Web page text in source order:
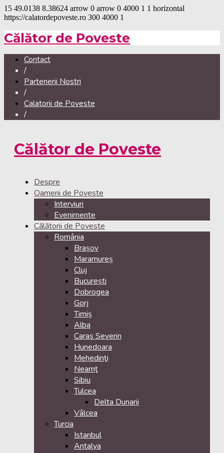
15 49.0138 8.38624 arrow 0 arrow 0 4000 1 1 horizontal
https://calatordepoveste.ro 300 4000 1
Călător de Poveste
Contact
/
Partenerii Nostri
/
Calatorii de Poveste
/
Călător de Poveste
Despre
Oameni de Poveste
Interviuri
Evenimente
Călătorii de Poveste
România
Brașov
Maramureș
Cluj
București
Dobrogea
Gorj
Timiș
Alba
Caraş Severin
Hunedoara
Mehedinţi
Neamţ
Sibiu
Tulcea
Delta Dunarii
Vâlcea
Turcia
Istanbul
Antalya